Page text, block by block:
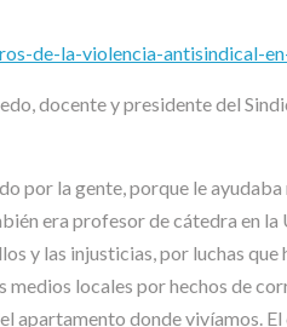
de-la-violencia-antisindical-
docente y presidente del
por la gente, porque le
era profesor de cátedra
y las injusticias, por luchas
medios locales por hechos de
apartamento donde vivíamos.